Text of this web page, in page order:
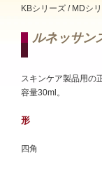
KBシリーズ / MDシ
ルネッサン
スキンケア製品用の
容量30ml。
形
四角